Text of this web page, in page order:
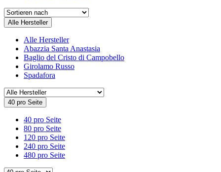
Alle Hersteller
Alle Hersteller
Abazzia Santa Anastasia
Baglio del Cristo di Campobello
Girolamo Russo
Spadafora
40 pro Seite
40 pro Seite
80 pro Seite
120 pro Seite
240 pro Seite
480 pro Seite